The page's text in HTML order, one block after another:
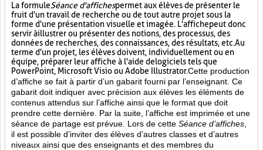
La formuleSéance d'affichespermet aux élèves de présenter le
fruit d'un travail de recherche ou de tout autre projet sous la
forme d'une présentation visuelle et imagée. L'affichepeut donc
servir à illustrer ou présenter des notions, des processus, des
données de recherches, des connaissances, des résultats, etc. Au
terme d'un projet, les élèves doivent, individuellement ou en
équipe, préparer leur affiche à l'aide de logiciels tels que
PowerPoint, Microsoft Visio ou Adobe Illustrator.Cette production
d’affiche se fait à partir d’un gabarit fourni par l’enseignant. Ce
gabarit doit indiquer avec précision aux élèves les éléments de
contenus attendus sur l’affiche ainsi que le format que doit
prendre cette dernière. Par la suite, l’affiche est imprimée et une
séance de partage est prévue. Lors de cette Séance d’affiches
il est possible d’inviter des élèves d’autres classes et d’autres
niveaux ainsi que des enseignants et des membres du